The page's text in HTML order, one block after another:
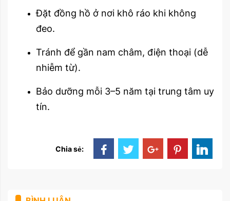
Đặt đồng hồ ở nơi khô ráo khi không
đeo.
Tránh để gần nam châm, điện thoại (dễ
nhiễm từ).
Bảo dưỡng mỗi 3–5 năm tại trung tâm uy
tín.
Chia sẻ: